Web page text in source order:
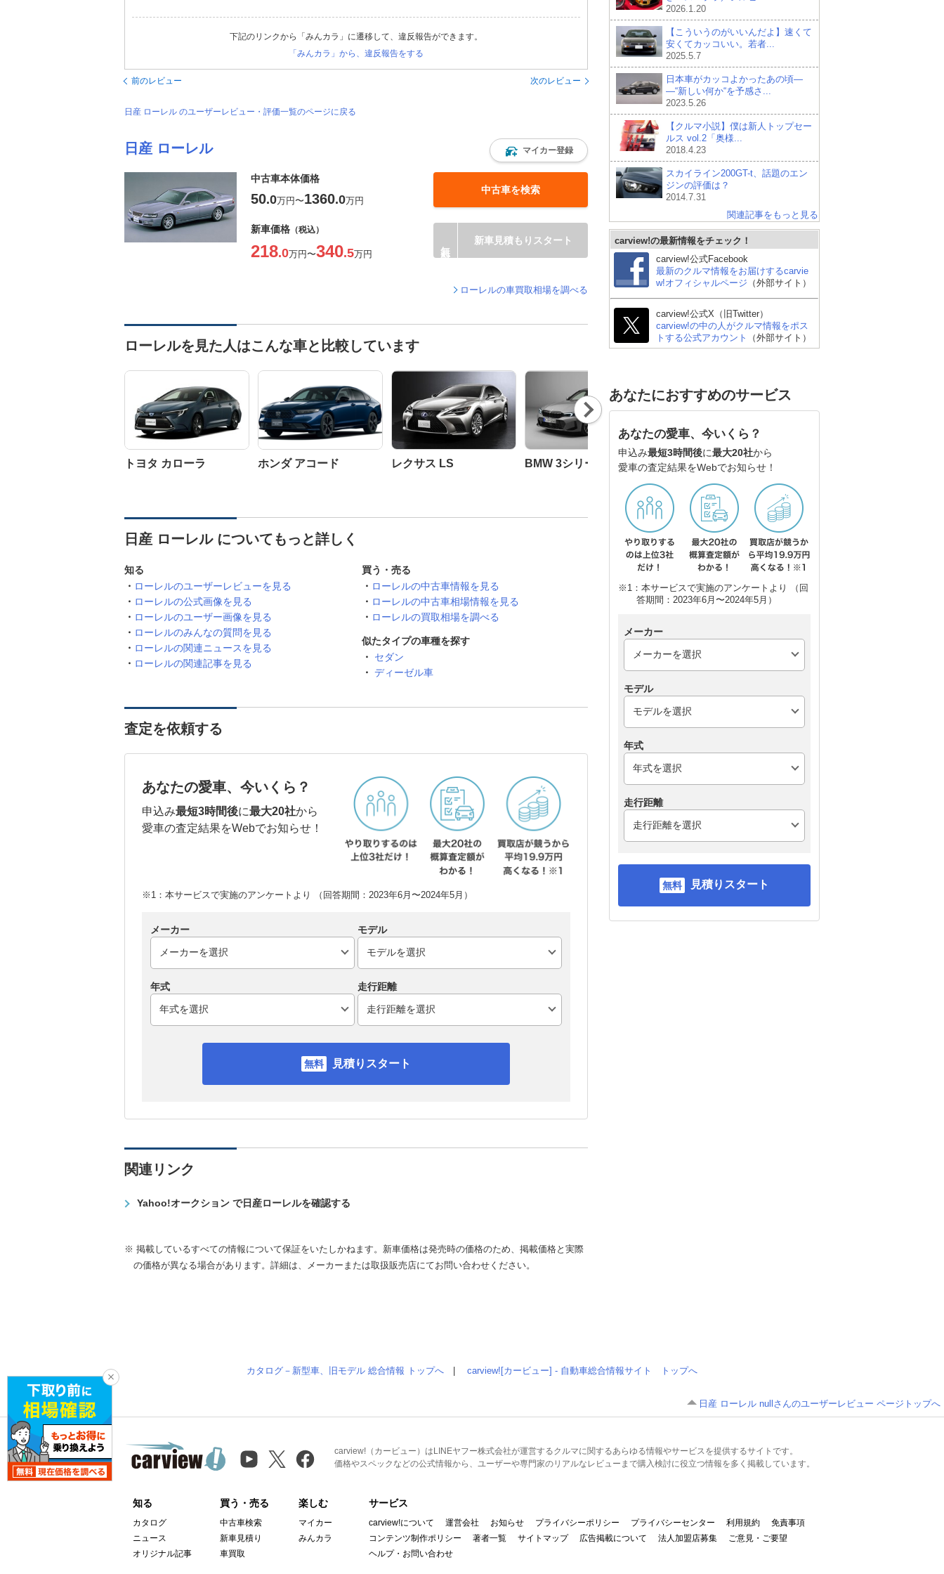
下記のリンクから「みんカラ」に遷移して、違反報告ができます。
「みんカラ」から、違反報告をする
前のレビュー 次のレビュー
日産 ローレル のユーザーレビュー・評価一覧のページに戻る
日産 ローレル マイカー登録
中古車本体価格
50.0万円〜1360.0万円
中古車を検索
新車価格 （税込）
218.0万円〜340.5万円
新車見積もりスタート
ローレルの車買取相場を調べる
ローレルを見た人はこんな車と比較しています
トヨタ カローラ ホンダ アコード レクサス LS BMW 3シリーズ セダン
レクサス ISハイブリッ
Nex
t
日産 ローレル についてもっと詳しく
知る
ローレルのユーザーレビューを見る
ローレルの公式画像を見る
ローレルのユーザー画像を見る
ローレルのみんなの質問を見る
ローレルの関連ニュースを見る
ローレルの関連記事を見る
買う・売る
ローレルの中古車情報を見る
ローレルの中古車相場情報を見る
ローレルの買取相場を調べる
似たタイプの車種を探す
セダン
ディーゼル車
査定を依頼する
あなたの愛車、今いくら？
申込み最短3時間後に最大20社から
愛車の査定結果をWebでお知らせ！
※1：本サービスで実施のアンケートより （回答期間：2023年6月〜2024年5月）
メーカー モデル
年式 走行距離
見積りスタート
関連リンク
Yahoo!オークション で日産ローレルを確認する
※ 掲載しているすべての情報について保証をいたしかねます。新車価格は発売時の価格のため、掲載価格と実際
の価格が異なる場合があります。詳細は、メーカーまたは取扱販売店にてお問い合わせください。
2026.1.20
【こういうのがいいんだよ】速くて
安くてカッコいい。若者...
2025.5.7
日本車がカッコよかったあの頃―
―“新しい何か“を予感さ...
2023.5.26
【クルマ小説】僕は新人トップセー
ルス vol.2「奥様...
2018.4.23
スカイライン200GT-t、話題のエン
ジンの評価は？
2014.7.31
関連記事をもっと見る
carview!の最新情報をチェック！
carview!公式Facebook
最新のクルマ情報をお届けするcarvie
w!オフィシャルページ （外部サイト）
carview!公式X（旧Twitter）
carview!の中の人がクルマ情報をポス
トする公式アカウント
（外部サイト）
あなたにおすすめのサービス
あなたの愛車、今いくら？
申込み最短3時間後に最大20社から
愛車の査定結果をWebでお知らせ！
※1：本サービスで実施のアンケートより （回
答期間：2023年6月〜2024年5月）
メーカー
モデル
年式
走行距離
見積りスタート
カタログ－新型車、旧モデル 総合情報 トップへ carview![カービュー] - 自動車総合情報サイト トップへ
日産 ローレル nullさんのユーザーレビュー ページトップへ
carview!（カービュー）はLINEヤフー株式会社が運営するクルマに関するあらゆる情報やサービスを提供するサイトです。
価格やスペックなどの公式情報から、ユーザーや専門家のリアルなレビューまで購入検討に役立つ情報を多く掲載しています。
知る
カタログ
ニュース
オリジナル記事
買う・売る
中古車検索
新車見積り
車買取
楽しむ
マイカー
みんカラ
サービス
carview!について 運営会社 お知らせ プライバシーポリシー プライバシーセンター 利用規約
免責事項
コンテンツ制作ポリシー
著者一覧 サイトマップ 広告掲載について 法人加盟店募集
ご意見・ご要望
ヘルプ・お問い合わせ